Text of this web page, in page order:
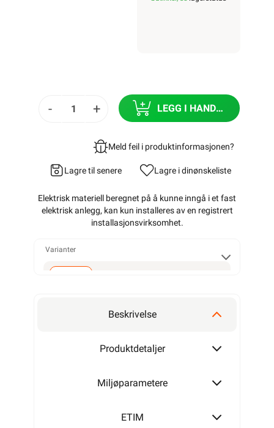
- + LEGG I HANDLEKURV
Meld feil i produktinformasjonen?
Lagre til senere Lagre i dinønskeliste
Elektrisk materiell beregnet på å kunne inngå i et fast
elektrisk anlegg, kan kun installeres av en registrert
installasjonsvirksomhet.
Varianter
M25-M20
Beskrivelse
Produktdetaljer
Miljøparametere
ETIM